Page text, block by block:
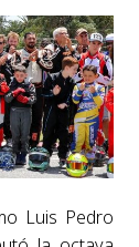
Luis Pedro